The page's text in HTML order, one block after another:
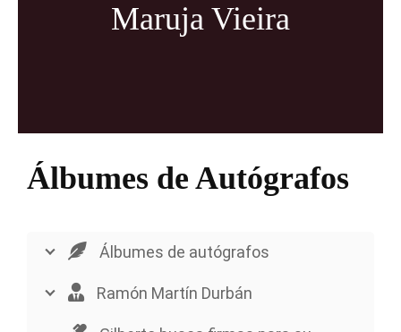
Maruja Vieira
Álbumes de Autógrafos
Álbumes de autógrafos
Ramón Martín Durbán